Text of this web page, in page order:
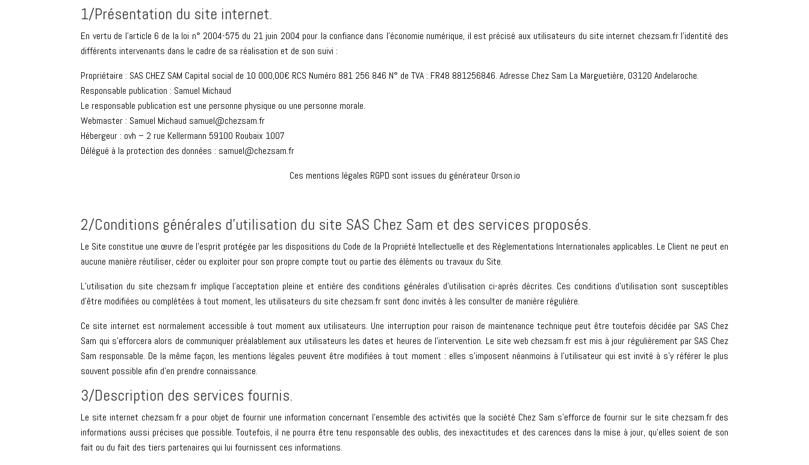
1/Présentation du site internet.
En vertu de l’article 6 de la loi n° 2004-575 du 21 juin 2004 pour la confiance dans l’économie numérique, il est précisé aux utilisateurs du site internet chezsam.fr l’identité des
différents intervenants dans le cadre de sa réalisation et de son suivi :
Propriétaire : SAS CHEZ SAM Capital social de 10 000,00€ RCS Numéro 881 256 846 N° de TVA : FR48 881256846. Adresse Chez Sam La Marguetière, 03120 Andelaroche.
Responsable publication : Samuel Michaud
Le responsable publication est une personne physique ou une personne morale.
Webmaster : Samuel Michaud samuel@chezsam.fr
Hébergeur : ovh – 2 rue Kellermann 59100 Roubaix 1007
Délégué à la protection des données : samuel@chezsam.fr
Ces mentions légales RGPD sont issues du générateur Orson.io
2/Conditions générales d’utilisation du site SAS Chez Sam et des services proposés.
Le Site constitue une œuvre de l’esprit protégée par les dispositions du Code de la Propriété Intellectuelle et des Réglementations Internationales applicables. Le Client ne peut en
aucune manière réutiliser, céder ou exploiter pour son propre compte tout ou partie des éléments ou travaux du Site.
L’utilisation du site chezsam.fr implique l’acceptation pleine et entière des conditions générales d’utilisation ci-après décrites. Ces conditions d’utilisation sont susceptibles
d’être modifiées ou complétées à tout moment, les utilisateurs du site chezsam.fr sont donc invités à les consulter de manière régulière.
Ce site internet est normalement accessible à tout moment aux utilisateurs. Une interruption pour raison de maintenance technique peut être toutefois décidée par SAS Chez
Sam qui s’efforcera alors de communiquer préalablement aux utilisateurs les dates et heures de l’intervention. Le site web chezsam.fr est mis à jour régulièrement par SAS Chez
Sam responsable. De la même façon, les mentions légales peuvent être modifiées à tout moment : elles s’imposent néanmoins à l’utilisateur qui est invité à s’y référer le plus
souvent possible afin d’en prendre connaissance.
3/Description des services fournis.
Le site internet chezsam.fr a pour objet de fournir une information concernant l’ensemble des activités que la société Chez Sam s’efforce de fournir sur le site chezsam.fr des
informations aussi précises que possible. Toutefois, il ne pourra être tenu responsable des oublis, des inexactitudes et des carences dans la mise à jour, qu’elles soient de son
fait ou du fait des tiers partenaires qui lui fournissent ces informations.